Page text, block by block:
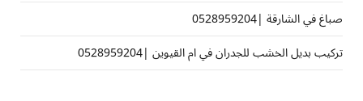
صباغ في الشارقة |0528959204
تركيب بديل الخشب للجدران في ام القيوين |0528959204